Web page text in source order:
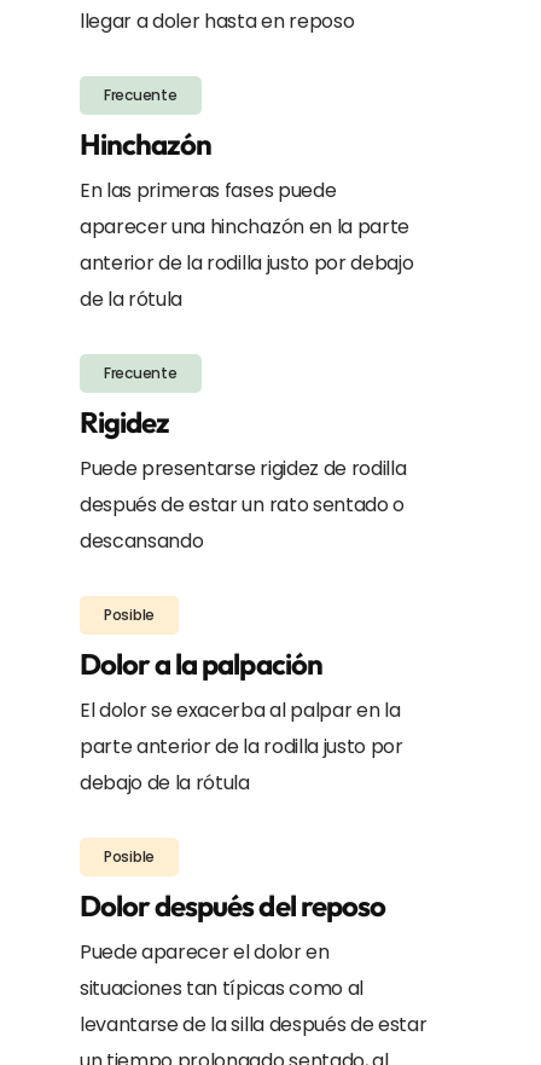
llegar a doler hasta en reposo
Frecuente
Hinchazón
En las primeras fases puede
aparecer una hinchazón en la parte
anterior de la rodilla justo por debajo
de la rótula
Frecuente
Rigidez
Puede presentarse rigidez de rodilla
después de estar un rato sentado o
descansando
Posible
Dolor a la palpación
El dolor se exacerba al palpar en la
parte anterior de la rodilla justo por
debajo de la rótula
Posible
Dolor después del reposo
Puede aparecer el dolor en
situaciones tan típicas como al
levantarse de la silla después de estar